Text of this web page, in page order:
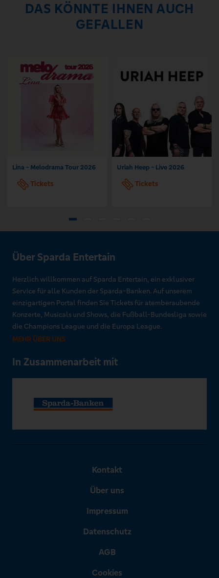
DAS KÖNNTE IHNEN AUCH
GEFALLEN
Lina - Melodrama Tour 2026
Tickets
Uriah Heep - Live 2026
Tickets
Über Sparda Entertain
Herzlich willkommen auf Sparda Entertain, ein exklusiver
Service für alle Kunden der Sparda-Banken. Auf unserem
einzigartigen Portal finden Sie Tickets für atemberaubende
Konzerte, Musicals und Shows, die Fußball-Bundesliga sowie
die Champions League und die Europa League.
MEHR ÜBER UNS
In Zusammenarbeit mit
Kontakt
Über uns
Impressum
Datenschutz
AGB
Cookies